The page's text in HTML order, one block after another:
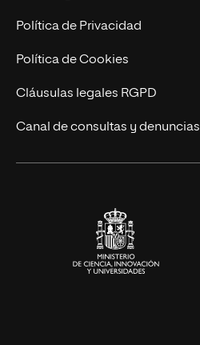
Marketing y Comunicación
Ingeniería
Diseño
Ciencias de la Salud
Política de Privacidad
Política de Cookies
Cláusulas legales RGPD
Canal de consultas y denuncias